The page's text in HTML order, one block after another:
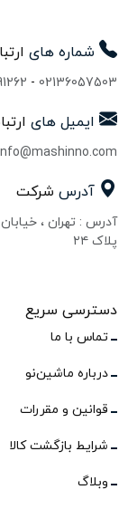
شماره های
02136057503
-
ایمیل های
آدرس شرکت
آدرس : تهران ،
پلاک ۲۴
دسترسی سریع
تماس با ما
درباره ماشین‌نو
قوانین و مقررات
شرایط بازگشت کالا
وبلاگ